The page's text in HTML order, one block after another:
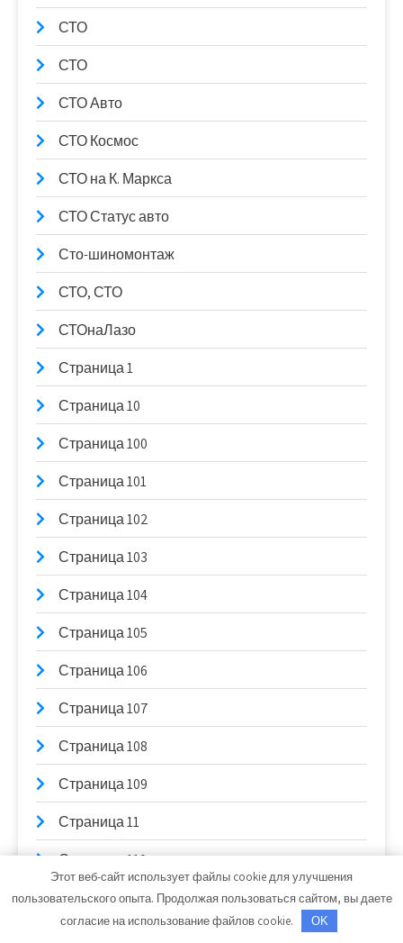
СТО
СТО
СТО Авто
СТО Космос
СТО на К. Маркса
СТО Статус авто
Сто-шиномонтаж
СТО, СТО
СТОнаЛазо
Страница 1
Страница 10
Страница 100
Страница 101
Страница 102
Страница 103
Страница 104
Страница 105
Страница 106
Страница 107
Страница 108
Страница 109
Страница 11
Страница 110
Страница 111
Этот веб-сайт использует файлы cookie для улучшения
пользовательского опыта. Продолжая пользоваться сайтом, вы даете
согласие на использование файлов cookie.
OK